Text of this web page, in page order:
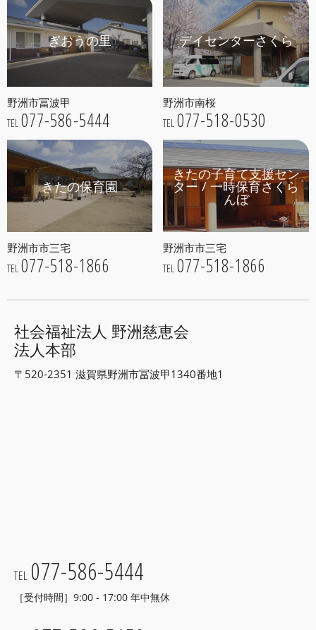
ぎおうの里
野洲市冨波甲
TEL 077-586-5444
デイセンターさくら
野洲市南桜
TEL 077-518-0530
きたの保育園
野洲市市三宅
TEL 077-518-1866
きたの子育て支援セン
ター / 一時保育さくら
んぼ
野洲市市三宅
TEL 077-518-1866
社会福祉法人 野洲慈恵会
法人本部
〒520-2351 滋賀県野洲市冨波甲1340番地1
TEL 077-586-5444
［受付時間］9:00 - 17:00 年中無休